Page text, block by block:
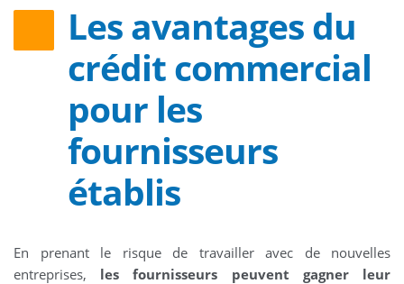
Les avantages du
crédit commercial
pour les
fournisseurs
établis
En prenant le risque de travailler avec de nouvelles
entreprises, les fournisseurs peuvent gagner leur